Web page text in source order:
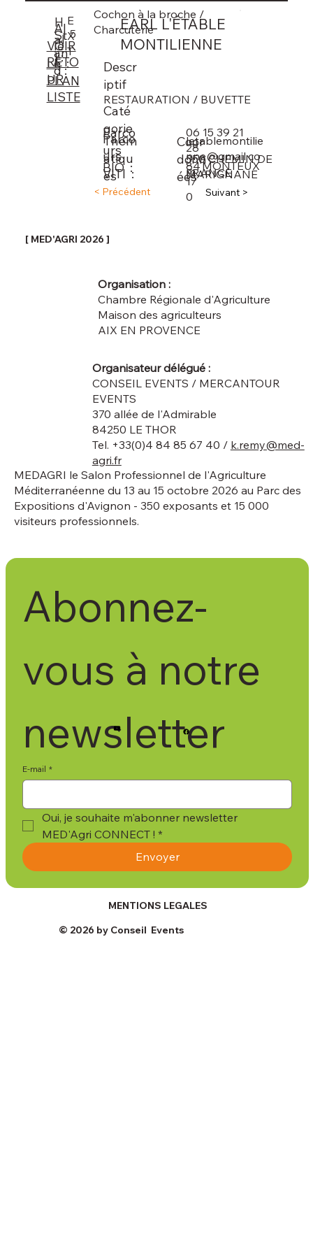
Suivant >
< Précédent
Parco
urs
BIO :
Parco
urs
VITI :
Coor
donn
ées
06 15 39 21
28
letablemontilie
nne@gmail.co
m
350 CHEMIN DE
MARIGNANE
84
17
0
MONTEUX
EARL L'ÉTABLE
MONTILIENNE
Descr
iptif
Cochon à la broche /
Charcuterie
Caté
gorie
FRANCE
Thém
atiqu
es
RESTAURATION / BUVETTE
St
an
d :
5
H
al
l :
E
X
T
Al
lé
e :
VOIR
LE
PLAN
RETO
UR
LISTE
[ MED'AGRI 2026 ]
MENTIONS LEGALES
MEDAGRI le Salon Professionnel de l'Agriculture
Méditerranéenne du 13 au 15 octobre 2026 au Parc des
Expositions d'Avignon - 350 exposants et 15 000
visiteurs professionnels.
Organisateur délégué :
CONSEIL EVENTS / MERCANTOUR
EVENTS
370 allée de l'Admirable
84250 LE THOR
Tel. +33(0)4 84 85 67 40 / k.remy@med-
agri.fr
Organisation :
Chambre Régionale d'Agriculture
Maison des agriculteurs
AIX EN PROVENCE
© 2026 by Conseil Events
Abonnez-
vous à notre
newsletter
E-mail *
Oui, je souhaite m'abonner newsletter
MED'Agri CONNECT ! *
Envoyer